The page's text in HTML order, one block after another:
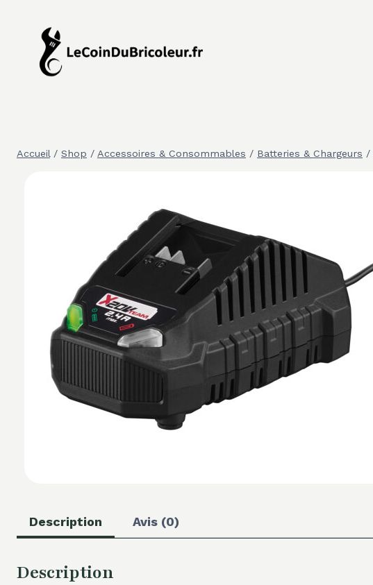
contenu
Accueil / Shop / Accessoires & Consommables / Batteries & Chargeurs /
Description Avis (0)
Description